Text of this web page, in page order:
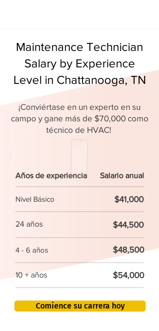
Maintenance Technician
Salary by Experience
Level in Chattanooga, TN
¡Conviértase en un experto en su
campo y gane más de $70,000 como
técnico de HVAC!
Años de experiencia Salario anual
Nivel Básico $41,000
24 años $44,500
4 - 6 años $48,500
10 + años $54,000
Comience su carrera hoy